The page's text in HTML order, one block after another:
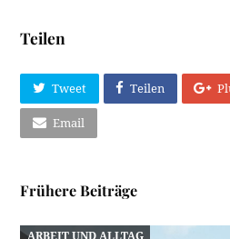
Teilen
Tweet Teilen
Email
Frühere Beiträge